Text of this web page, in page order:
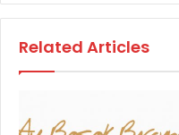
Related Articles